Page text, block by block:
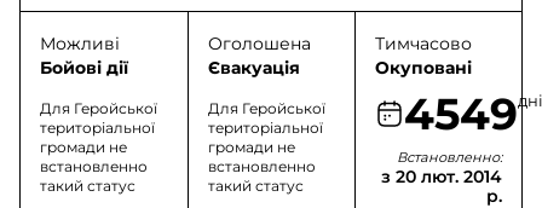
Можливі
Бойові дії
Для Геройської
територіальної
громади не
встановленно
такий статус
Оголошена
Євакуація
Для Геройської
територіальної
громади не
встановленно
такий статус
Тимчасово
Окуповані
4549
Встановленно:
з 20 лют. 2014
р.